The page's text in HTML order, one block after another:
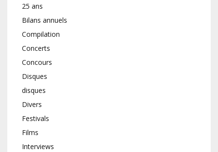
25 ans
Bilans annuels
Compilation
Concerts
Concours
Disques
disques
Divers
Festivals
Films
Interviews